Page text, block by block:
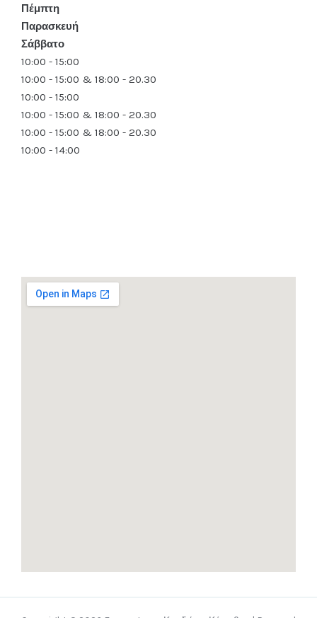
Πέμπτη
Παρασκευή
Σάββατο
10:00 - 15:00
10:00 - 15:00 & 18:00 - 20.30
10:00 - 15:00
10:00 - 15:00 & 18:00 - 20.30
10:00 - 15:00 & 18:00 - 20.30
10:00 - 14:00